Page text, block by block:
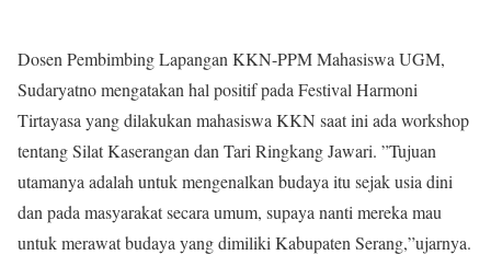
Dosen Pembimbing Lapangan KKN-PPM Mahasiswa UGM,
Sudaryatno mengatakan hal positif pada Festival Harmoni
Tirtayasa yang dilakukan mahasiswa KKN saat ini ada workshop
tentang Silat Kaserangan dan Tari Ringkang Jawari. ”Tujuan
utamanya adalah untuk mengenalkan budaya itu sejak usia dini
dan pada masyarakat secara umum, supaya nanti mereka mau
untuk merawat budaya yang dimiliki Kabupaten Serang,”ujarnya.